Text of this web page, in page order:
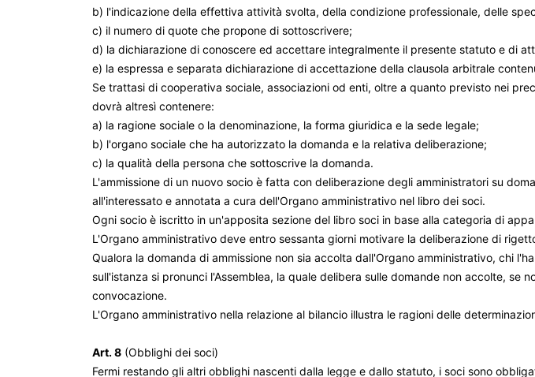
b) l'indicazione della effettiva attività svolta, della condizione professionale, delle
c) il numero di quote che propone di sottoscrivere;
d) la dichiarazione di conoscere ed accettare integralmente il presente statuto e di
e) la espressa e separata dichiarazione di accettazione della clausola arbitrale
Se trattasi di cooperativa sociale, associazioni od enti, oltre a quanto previsto nei
dovrà altresì contenere:
a) la ragione sociale o la denominazione, la forma giuridica e la sede legale;
b) l'organo sociale che ha autorizzato la domanda e la relativa deliberazione;
c) la qualità della persona che sottoscrive la domanda.
L'ammissione di un nuovo socio è fatta con deliberazione degli amministratori su
all'interessato e annotata a cura dell'Organo amministrativo nel libro dei soci.
Ogni socio è iscritto in un'apposita sezione del libro soci in base alla categoria di
L'Organo amministrativo deve entro sessanta giorni motivare la deliberazione di
Qualora la domanda di ammissione non sia accolta dall'Organo amministrativo, chi
sull'istanza si pronunci l'Assemblea, la quale delibera sulle domande non accolte, se
convocazione.
L'Organo amministrativo nella relazione al bilancio illustra le ragioni delle
Art. 8 (Obblighi dei soci)
Fermi restando gli altri obblighi nascenti dalla legge e dallo statuto, i soci sono